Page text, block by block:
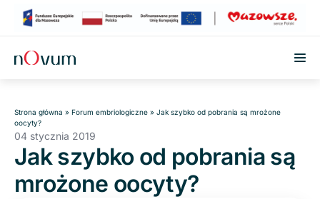
Strona główna » Forum embriologiczne » Jak szybko od pobrania są mrożone
oocyty?
04 stycznia 2019
Jak szybko od pobrania są
mrożone oocyty?